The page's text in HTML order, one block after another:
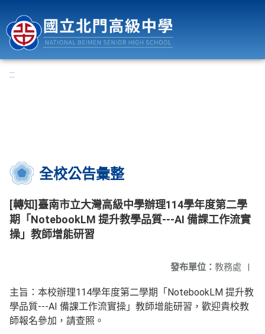
:::
全校公告彙整
[轉知]臺南市立大灣高級中學辦理114學年度第二學
期「NotebookLM 提升教學品質---AI 備課工作流實
操」教師增能研習
發布單位： 教務處 |
主旨：本校辦理114學年度第二學期「NotebookLM 提升教
學品質---AI 備課工作流實操」教師增能研習，歡迎貴校教
師報名參加，請查照。